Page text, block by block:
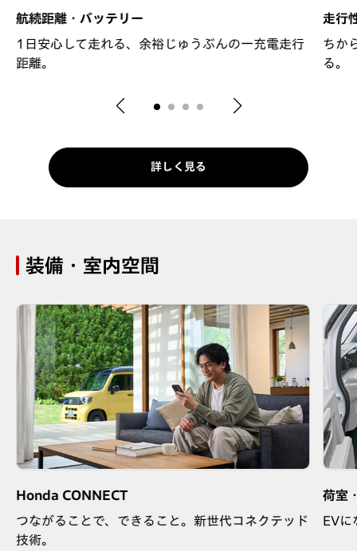
航続距離・バッテリー
1日安心して走れる、余裕じゅうぶんの一充電走行
距離。
走行
ちか
る。
詳しく見る
装備・室内空間
Honda CONNECT
つながることで、できること。新世代コネクテッド
技術。
荷室
EVに